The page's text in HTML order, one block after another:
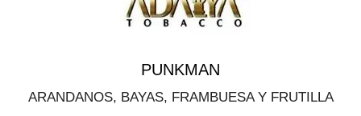
PUNKMAN
ARANDANOS, BAYAS, FRAMBUESA Y FRUTILLA